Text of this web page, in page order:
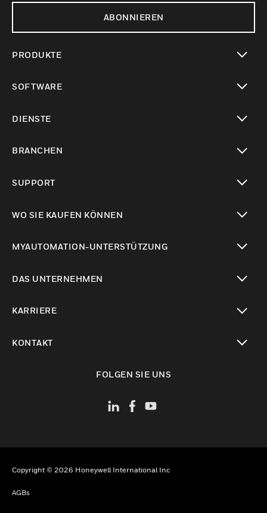
ABONNIEREN
PRODUKTE
SOFTWARE
DIENSTE
BRANCHEN
SUPPORT
WO SIE KAUFEN KÖNNEN
MYAUTOMATION-UNTERSTÜTZUNG
DAS UNTERNEHMEN
KARRIERE
KONTAKT
FOLGEN SIE UNS
Copyright © 2026 Honeywell International Inc
AGBs